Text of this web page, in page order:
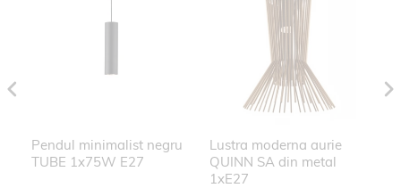
Pendul minimalist negru
TUBE 1x75W E27
Lustra moderna aurie
QUINN SA din metal
1xE27